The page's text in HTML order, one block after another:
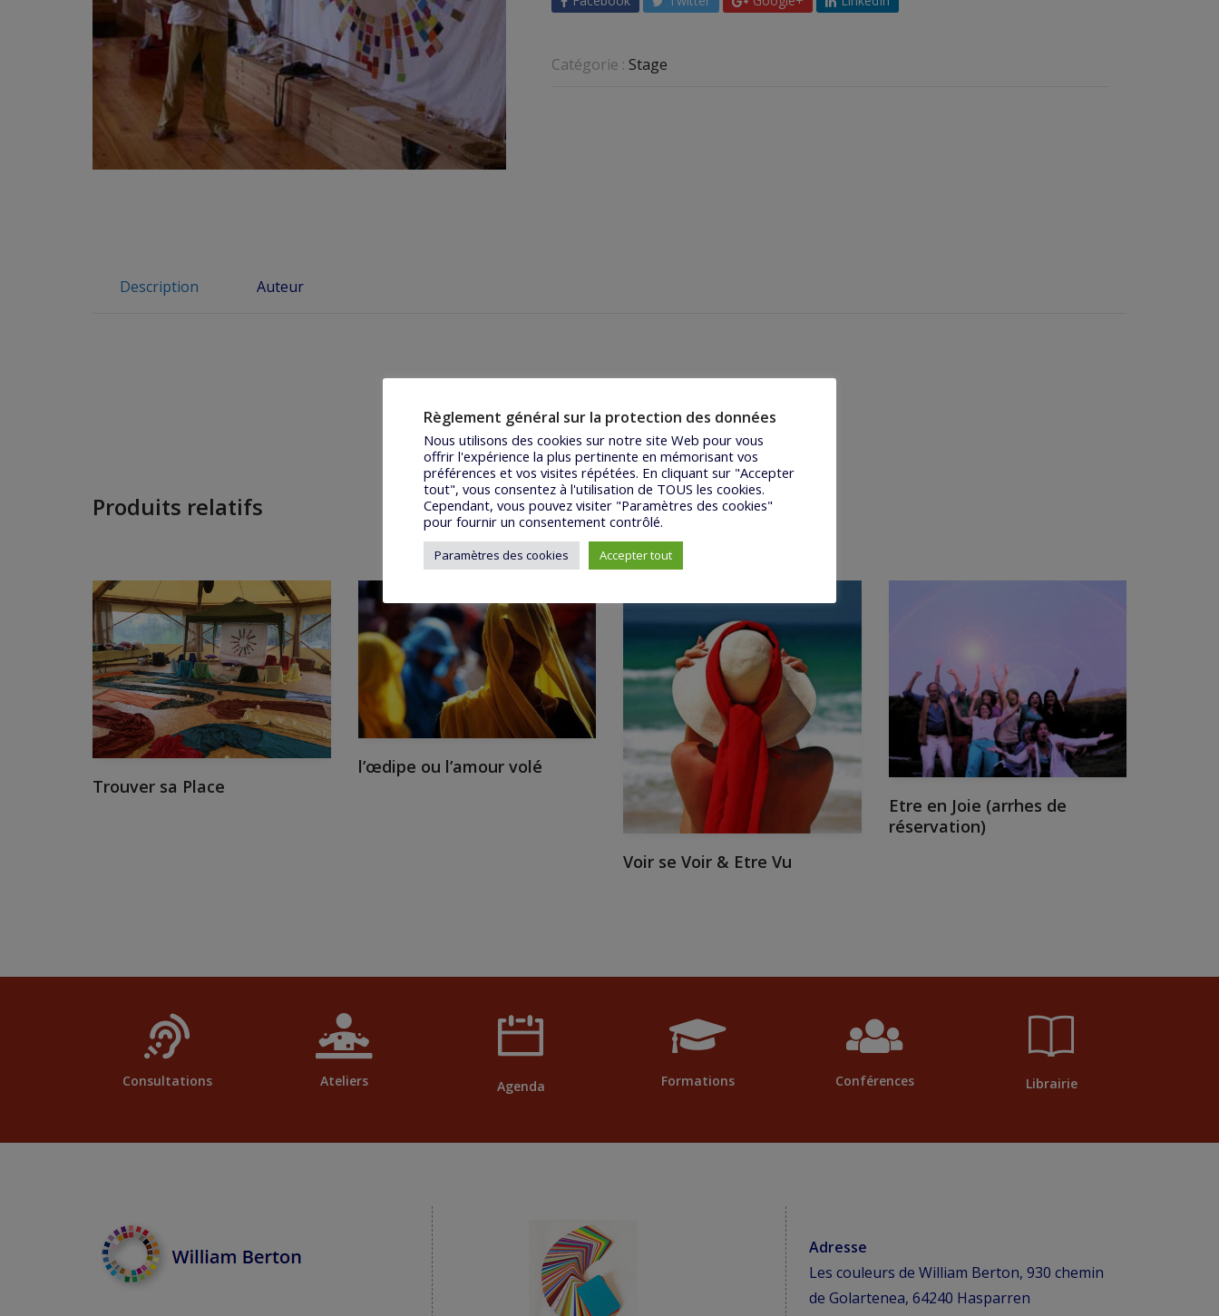
Catégorie : Stage
Description Auteur
Produits relatifs
Trouver sa Place
l’œdipe ou l’amour volé
Voir se Voir & Etre Vu
Etre en Joie (arrhes de
réservation)
Consultations Ateliers Agenda Formations Conférences Librairie
Adresse
Les couleurs de William Berton, 930 chemin
de Golartenea, 64240 Hasparren
Règlement général sur la protection des données
Nous utilisons des cookies sur notre site Web pour vous
offrir l'expérience la plus pertinente en mémorisant vos
préférences et vos visites répétées. En cliquant sur "Accepter
tout", vous consentez à l'utilisation de TOUS les cookies.
Cependant, vous pouvez visiter "Paramètres des cookies"
pour fournir un consentement contrôlé.
Paramètres des cookies Accepter tout